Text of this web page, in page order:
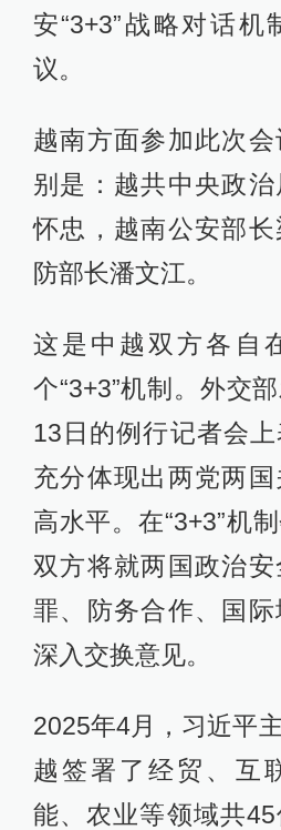
安“3+3”战略对话
议。
越南方面参加此次
别是：越共中央政
怀忠，越南公安部
防部长潘文江。
这是中越双方各自
个“3+3”机制。外交
13日的例行记者会
充分体现出两党两
高水平。在“3+3”机
双方将就两国政治
罪、防务合作、国
深入交换意见。
2025年4月，习近平
越签署了经贸、互
能、农业等领域共